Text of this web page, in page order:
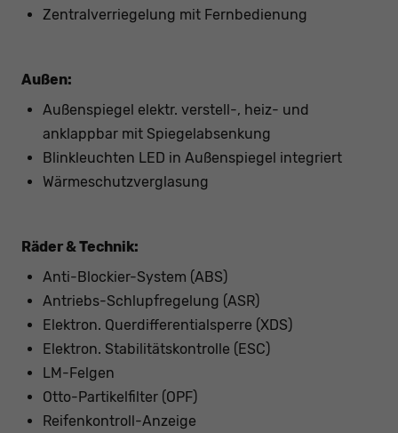
Zentralverriegelung mit Fernbedienung
Außen:
Außenspiegel elektr. verstell-, heiz- und
anklappbar mit Spiegelabsenkung
Blinkleuchten LED in Außenspiegel integriert
Wärmeschutzverglasung
Räder & Technik:
Anti-Blockier-System (ABS)
Antriebs-Schlupfregelung (ASR)
Elektron. Querdifferentialsperre (XDS)
Elektron. Stabilitätskontrolle (ESC)
LM-Felgen
Otto-Partikelfilter (OPF)
Reifenkontroll-Anzeige